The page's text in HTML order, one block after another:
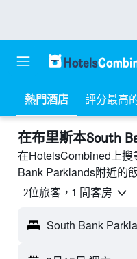
熱門酒店 評分最高
在布里斯本South
在HotelsCombined上
Bank Parklands附近的
2位旅客，1 間客房
South Bank